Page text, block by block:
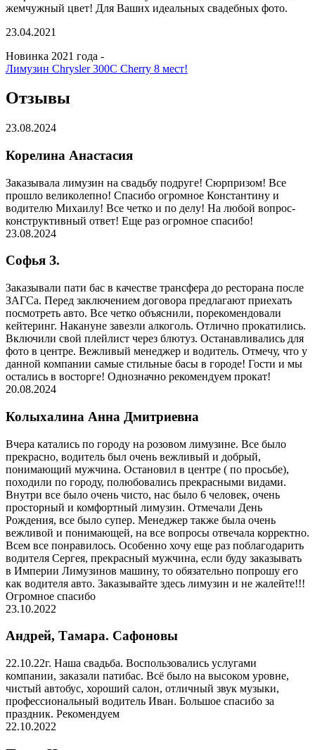
жемчужный цвет! Для Ваших идеальных свадебных фото.
23.04.2021
Новинка 2021 года -
Лимузин Chrysler 300C Cherry 8 мест!
Отзывы
23.08.2024
Корелина Анастасия
Заказывала лимузин на свадьбу подруге! Сюрпризом! Все
прошло великолепно! Спасибо огромное Константину и
водителю Михаилу! Все четко и по делу! На любой вопрос-
конструктивный ответ! Еще раз огромное спасибо!
23.08.2024
Софья З.
Заказывали пати бас в качестве трансфера до ресторана после
ЗАГСа. Перед заключением договора предлагают приехать
посмотреть авто. Все четко объяснили, порекомендовали
кейтеринг. Накануне завезли алкоголь. Отлично прокатились.
Включили свой плейлист через блютуз. Останавливались для
фото в центре. Вежливый менеджер и водитель. Отмечу, что у
данной компании самые стильные басы в городе! Гости и мы
остались в восторге! Однозначно рекомендуем прокат!
20.08.2024
Колыхалина Анна Дмитриевна
Вчера катались по городу на розовом лимузине. Все было
прекрасно, водитель был очень вежливый и добрый,
понимающий мужчина. Остановил в центре ( по просьбе),
походили по городу, полюбовались прекрасными видами.
Внутри все было очень чисто, нас было 6 человек, очень
просторный и комфортный лимузин. Отмечали День
Рождения, все было супер. Менеджер также была очень
вежливой и понимающей, на все вопросы отвечала корректно.
Всем все понравилось. Особенно хочу еще раз поблагодарить
водителя Сергея, прекрасный мужчина, если буду заказывать
в Империи Лимузинов машину, то обязательно попрошу его
как водителя авто. Заказывайте здесь лимузин и не жалейте!!!
Огромное спасибо
23.10.2022
Андрей, Тамара. Сафоновы
22.10.22г. Наша свадьба. Воспользовались услугами
компании, заказали патибас. Всё было на высоком уровне,
чистый автобус, хороший салон, отличный звук музыки,
профессиональный водитель Иван. Большое спасибо за
праздник. Рекомендуем
22.10.2022